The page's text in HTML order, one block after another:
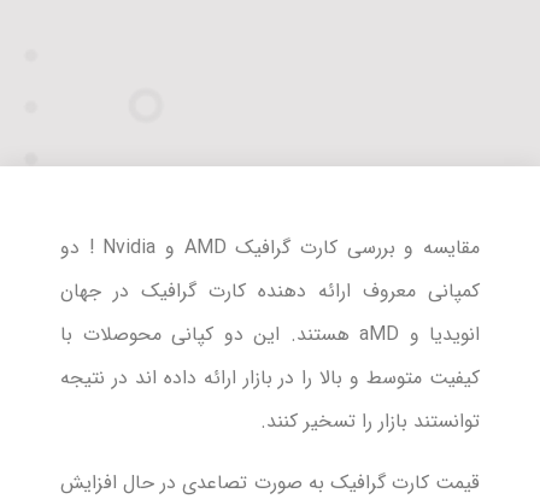
مقایسه و بررسی کارت گرافیک AMD و Nvidia ! دو
کمپانی معروف ارائه دهنده کارت گرافیک در جهان
انویدیا و aMD هستند. این دو کپانی محوصلات با
کیفیت متوسط و بالا را در بازار ارائه داده اند در نتیجه
توانستند بازار را تسخیر کنند.
قیمت کارت گرافیک به صورت تصاعدی در حال افزایش